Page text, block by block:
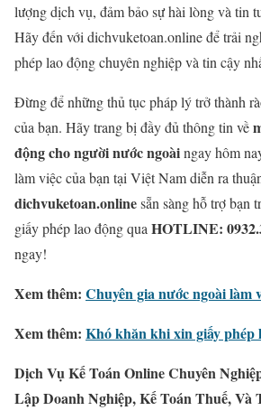
lượng dịch vụ, đảm bảo sự hài lòng và tin
Hãy đến với dichvuketoan.online để trải
phép lao động chuyên nghiệp và tin cậy
Đừng để những thủ tục pháp lý trở thành
của bạn. Hãy trang bị đầy đủ thông tin về
động cho người nước ngoàingay hôm
làm việc của bạn tại Việt Nam diễn ra
dichvuketoan.onlinesẵn sàng hỗ trợ bạn
giấy phép lao động qua HOTLINE:
ngay!
Xem thêm: Chuyên gia nước ngoài làm
Xem thêm: Khó khăn khi xin giấy phép
Dịch Vụ Kế Toán Online Chuyên
Lập Doanh Nghiệp, Kế Toán Thuế, Và